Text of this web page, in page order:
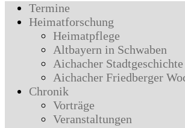
Termine
Heimatforschung
Heimatpflege
Altbayern in Schwaben
Aichacher Stadtgeschichte
Aichacher Friedberger
Chronik
Vorträge
Veranstaltungen